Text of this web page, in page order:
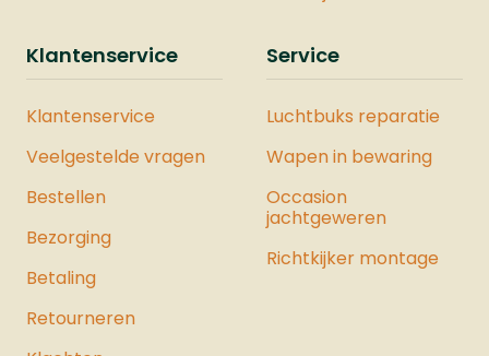
onderdeel van een complete Vesta
geselecteerde producten waarmee u
de maximale kracht uit het pistool
haalt. Bekijk hier ons hele assortiment
luchtpistolen.
Klantenservice
Klantenservice
Veelgestelde vragen
Bestellen
Bezorging
Betaling
Retourneren
Service
Luchtbuks reparatie
Wapen in bewaring
Occasion
jachtgeweren
Richtkijker montage